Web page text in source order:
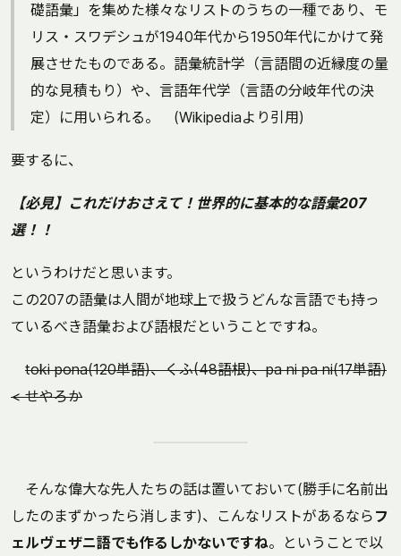
礎語彙」を集めた様々なリストのうちの一種であり、モ
リス・スワデシュが1940年代から1950年代にかけて発
展させたものである。語彙統計学（言語間の近縁度の量
的な見積もり）や、言語年代学（言語の分岐年代の決
定）に用いられる。 (Wikipediaより引用)
要するに、
【必見】これだけおさえて！世界的に基本的な語彙207
選！！
というわけだと思います。
この207の語彙は人間が地球上で扱うどんな言語でも持っ
ているべき語彙および語根だということですね。
toki pona(120単語)、くふ(48語根)、pa ni pa ni(17単語)
< せやろか
そんな偉大な先人たちの話は置いておいて(勝手に名前出
したのまずかったら消します)、こんなリストがあるなら フ
ェルヴェザニ語でも作るしかないですね。ということで以